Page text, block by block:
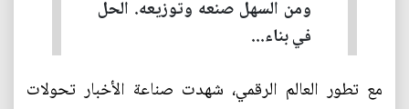
ومن السهل صنعه وتوزيعه. الحل
في بناء...
مع تطور العالم الرقمي، شهدت صناعة الأخبار تحولات